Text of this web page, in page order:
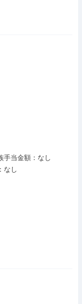
手当金額：なし
なし